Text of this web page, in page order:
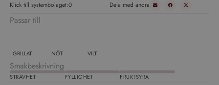
Klick till systembolaget:0 Dela med andra
Passar till
GRILLAT NÖT VILT
Smakbeskrivning
STRÄVHET FYLLIGHET FRUKTSYRA